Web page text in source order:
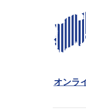
オンラ